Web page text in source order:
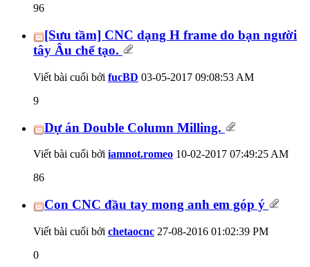
96
[Sưu tầm] CNC dạng H frame do bạn người
tây Âu chế tạo.
Viết bài cuối bởi fucBD 03-05-2017 09:08:53 AM
9
Dự án Double Column Milling.
Viết bài cuối bởi iamnot.romeo 10-02-2017 07:49:25 AM
86
Con CNC đầu tay mong anh em góp ý
Viết bài cuối bởi chetaocnc 27-08-2016 01:02:39 PM
0